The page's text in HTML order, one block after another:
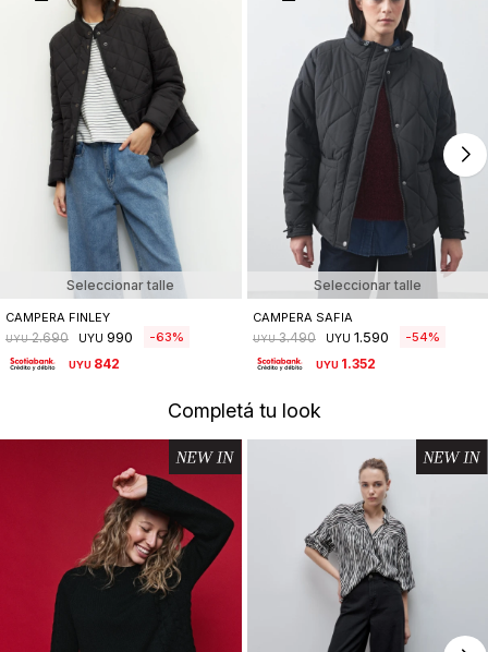
Seleccionar talle
CAMPERA FINLEY
UYU 2.690 UYU 990 63
UYU 842
Seleccionar talle
CAMPERA SAFIA
UYU 3.490 UYU 1.590 54
UYU 1.352
Completá tu look